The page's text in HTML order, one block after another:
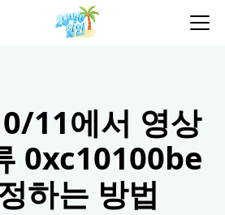
11에서 영상
0xc10100be
하는 방법